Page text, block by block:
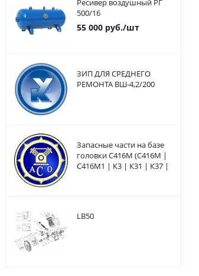
Ресивер воздушный РГ
500/16
55 000руб./шт
ЗИП ДЛЯ СРЕДНЕГО
РЕМОНТА ВШ-4,2/200
Запасные части на базе
головки С416М (С416М |
С416М1 | К3 | К31 | К37 |
LB50